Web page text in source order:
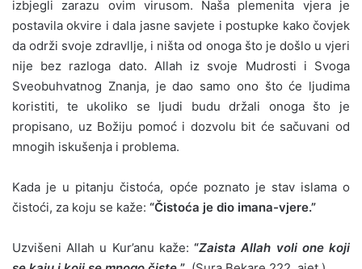
izbjegli zarazu ovim virusom. Naša plemenita vjera je
postavila okvire i dala jasne savjete i postupke kako čovjek
da održi svoje zdravllje, i ništa od onoga što je došlo u vjeri
nije bez razloga dato. Allah iz svoje Mudrosti i Svoga
Sveobuhvatnog Znanja, je dao samo ono što će ljudima
koristiti, te ukoliko se ljudi budu držali onoga što je
propisano, uz Božiju pomoć i dozvolu bit će sačuvani od
mnogih iskušenja i problema.
Kada je u pitanju čistoća, opće poznato je stav islama o
čistoći, za koju se kaže: “Čistoća je dio imana-vjere.”
Uzvišeni Allah u Kur’anu kaže:“Zaista Allah voli one koji